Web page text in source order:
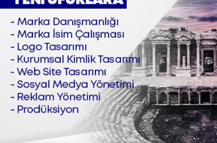
NELER YAPIYORUZ?
MARKALARIMIZ
PORTFOLYO
BLOG
İLETIŞIM
TEKLIF AL